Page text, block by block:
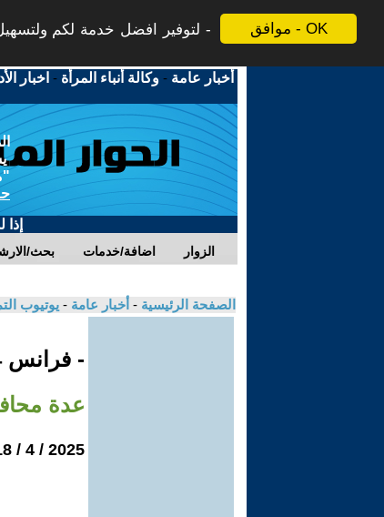
موافق - OK
لتوفير افضل خدمة لكم
أخبار عامة -وكالة أنباء المرأة - اخبار
بحث/ اضافة/خدمات الزوار
الصفحة الرئيسية - أخبار عامة - يوتيوب
- فرانس 24
عدة
2025 / 4 / 18